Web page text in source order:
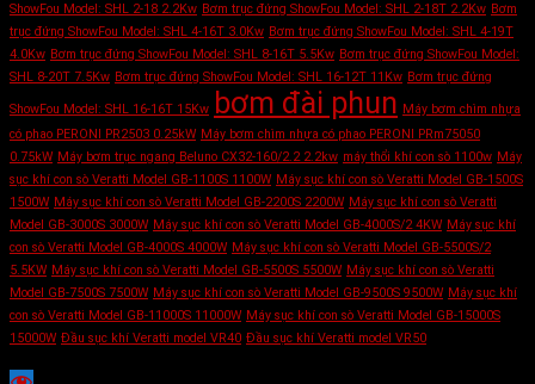
ShowFou Model: SHL 2-18 2.2Kw Bơm trục đứng ShowFou Model: SHL 2-18T 2.2Kw Bơm
trục đứng ShowFou Model: SHL 4-16T 3.0Kw Bơm trục đứng ShowFou Model: SHL 4-19T
4.0Kw Bơm trục đứng ShowFou Model: SHL 8-16T 5.5Kw Bơm trục đứng ShowFou Model:
SHL 8-20T 7.5Kw Bơm trục đứng ShowFou Model: SHL 16-12T 11Kw Bơm trục đứng
ShowFou Model: SHL 16-16T 15Kw bơm đài phun Máy bơm chìm nhựa
có phao PERONI PR2503 0.25kW Máy bơm chìm nhựa có phao PERONI PRm75050
0.75kW Máy bơm trục ngang Beluno CX32-160/2.2 2.2kw máy thổi khí con sò 1100w Máy
sục khí con sò Veratti Model GB-1100S 1100W Máy sục khí con sò Veratti Model GB-1500S
1500W Máy sục khí con sò Veratti Model GB-2200S 2200W Máy sục khí con sò Veratti
Model GB-3000S 3000W Máy sục khí con sò Veratti Model GB-4000S/2 4KW Máy sục khí
con sò Veratti Model GB-4000S 4000W Máy sục khí con sò Veratti Model GB-5500S/2
5.5KW Máy sục khí con sò Veratti Model GB-5500S 5500W Máy sục khí con sò Veratti
Model GB-7500S 7500W Máy sục khí con sò Veratti Model GB-9500S 9500W Máy sục khí
con sò Veratti Model GB-11000S 11000W Máy sục khí con sò Veratti Model GB-15000S
15000W Đầu sục khí Veratti model VR40 Đầu sục khí Veratti model VR50